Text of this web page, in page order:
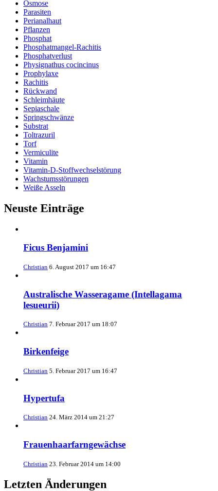
Osmose
Parasiten
Perianalhaut
Pflanzen
Phosphat
Phosphatmangel-Rachitis
Phosphatverlust
Physignathus cocincinus
Prophylaxe
Rachitis
Rückwand
Schleimhäute
Sepiaschale
Springschwänze
Substrat
Toltrazuril
Torf
Vermiculite
Vitamin
Vitamin-D-Stoffwechselstörung
Wachstumsstörungen
Weiße Asseln
Neuste Einträge
Ficus Benjamini
Christian 6. August 2017 um 16:47
Australische Wasseragame (Intellagama
lesueurii)
Christian 7. Februar 2017 um 18:07
Birkenfeige
Christian 5. Februar 2017 um 16:47
Hypertufa
Christian 24. März 2014 um 21:27
Frauenhaarfarngewächse
Christian 23. Februar 2014 um 14:00
Letzten Änderungen